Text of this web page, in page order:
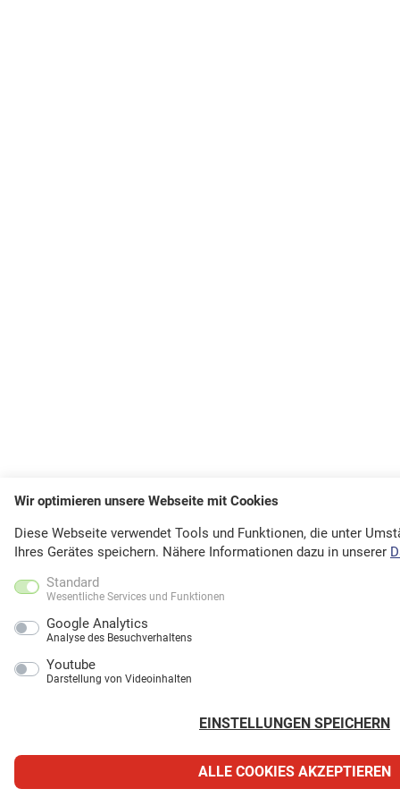
Wir optimieren unsere Webseite mit Cookies
Diese Webseite verwendet Tools und Funktionen, die unter
Ihres Gerätes speichern. Nähere Informationen dazu in unserer
Standard
Wesentliche Services und Funktionen
Google Analytics
Analyse des Besuchverhaltens
Youtube
Darstellung von Videoinhalten
ALLE COOKIES AKZEPTIEREN
EINSTELLUNGEN SPEICHERN